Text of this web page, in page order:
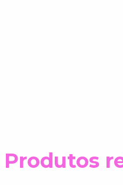
Produtos